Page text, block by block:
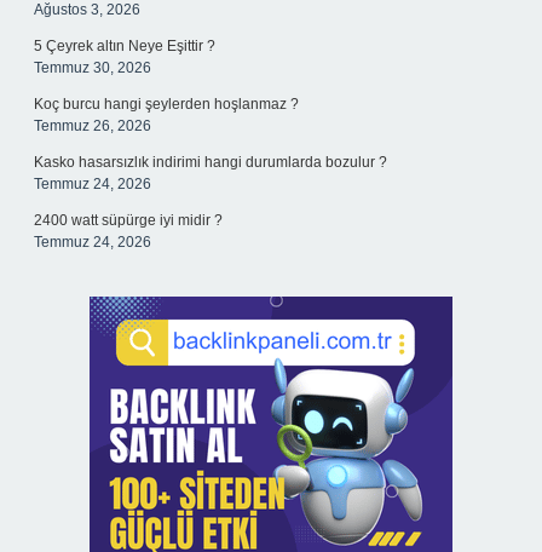
Ağustos 3, 2026
5 Çeyrek altın Neye Eşittir ?
Temmuz 30, 2026
Koç burcu hangi şeylerden hoşlanmaz ?
Temmuz 26, 2026
Kasko hasarsızlık indirimi hangi durumlarda bozulur ?
Temmuz 24, 2026
2400 watt süpürge iyi midir ?
Temmuz 24, 2026